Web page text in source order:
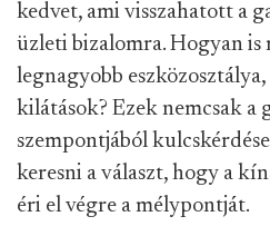
kedvet, ami visszahatott a
üzleti bizalomra. Hogyan is
legnagyobb
kilátások? Ezek nemcsak a
szempontjából
keresni a választ, hogy a
éri el végre a mélypontját.